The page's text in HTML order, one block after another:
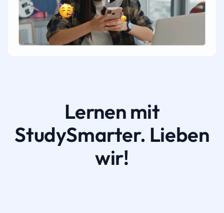
Lernen mit
StudySmarter. Lieben
wir!